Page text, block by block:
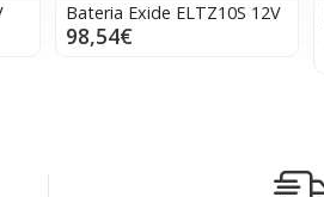
Bateria Exide ELTZ10S 12V
98,54€